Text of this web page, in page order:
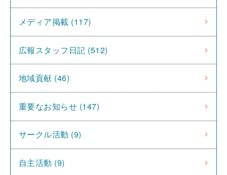
メディア掲載 (117)
広報スタッフ日記 (512)
地域貢献 (46)
重要なお知らせ (147)
サークル活動 (9)
自主活動 (9)